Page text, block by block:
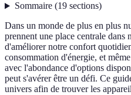
Sommaire(19 sections)
Dans un monde de plus en plus
prennent une place centrale dans
d'améliorer notre confort
consommation d'énergie, et
avec l'abondance d'options
peut s'avérer être un défi. Ce
univers afin de trouver les